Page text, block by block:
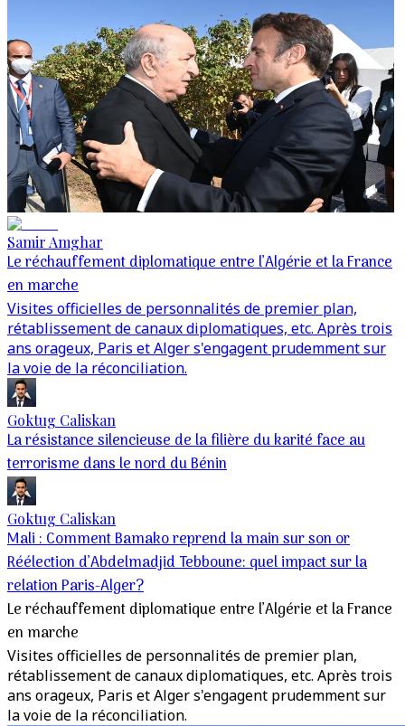
Samir Amghar
Le réchauffement diplomatique entre l’Algérie et la France
en marche
Visites officielles de personnalités de premier plan,
rétablissement de canaux diplomatiques, etc. Après trois
ans orageux, Paris et Alger s'engagent prudemment sur
la voie de la réconciliation.
Goktug Caliskan
La résistance silencieuse de la filière du karité face au
terrorisme dans le nord du Bénin
Goktug Caliskan
Mali : Comment Bamako reprend la main sur son or
Réélection d’Abdelmadjid Tebboune: quel impact sur la
relation Paris-Alger?
Le réchauffement diplomatique entre l’Algérie et la France
en marche
Visites officielles de personnalités de premier plan,
rétablissement de canaux diplomatiques, etc. Après trois
ans orageux, Paris et Alger s'engagent prudemment sur
la voie de la réconciliation.